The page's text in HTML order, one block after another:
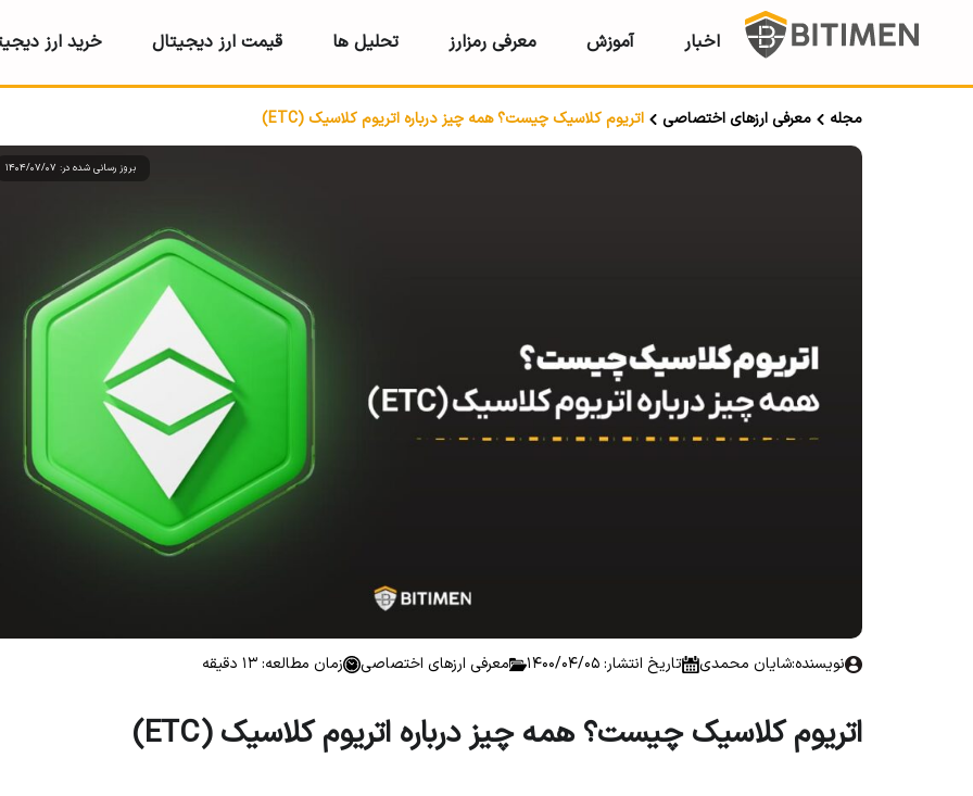
اخبار آموزش معرفی رمزارز تحلیل ها قیمت ارز دیجیتال خرید ارز
مجله معرفی ارزهای اختصاصی اتریوم کلاسیک چیست؟ همه چیز درباره اتریوم کلاسیک (ETC)
بروز رسانی شده در: 1404/07/07
نویسنده:شایان محمدی تاریخ انتشار: 1400/04/05 معرفی ارزهای اختصاصی زمان مطالعه: 13 دقیقه
اتریوم کلاسیک چیست؟ همه چیز درباره اتریوم کلاسیک (ETC)